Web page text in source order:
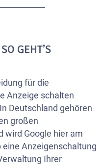
GEHT’S
für die
Anzeige schalten
Deutschland gehören
großen
wird Google hier am
Anzeigenschaltung
Ihrer